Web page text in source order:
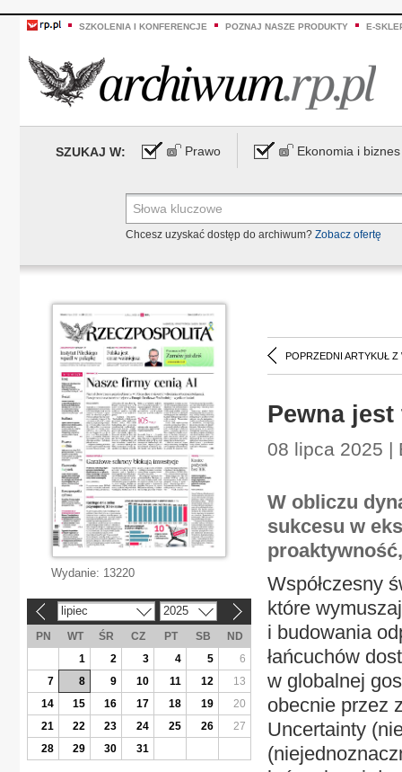
SZKOLENIA I KONFERENCJE POZNAJ NASZE PRODUKTY E-
SZUKAJ W: Prawo Ekonomia i biznes
Chcesz uzyskać dostęp do archiwum? Zobacz ofertę
POPRZEDNI ARTYKUŁ Z
Pewna
08 lipca 2025 |
W obliczu
sukcesu w
Współczesny
które
i budowania
łańcuchów
w globalnej
obecnie przez
Uncertainty
Wydanie: 13220
lipiec 2025
PN WT ŚR CZ PT SB
ND
1
2 3 4 5
6
7
8 9 10 11 12
13
14
15 16 17 18 19
20
21
22 23 24 25 26
27
28
29 30 31